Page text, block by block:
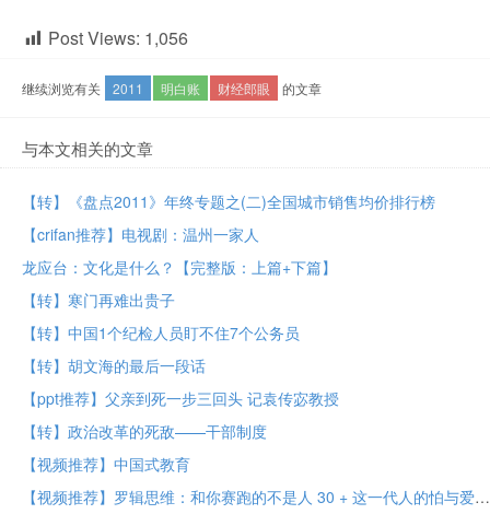
Post Views: 1,056
继续浏览有关 2011 明白账 财经郎眼 的文章
与本文相关的文章
【转】《盘点2011》年终专题之(二)全国城市销售均价排行榜
【crifan推荐】电视剧：温州一家人
龙应台：文化是什么？【完整版：上篇+下篇】
【转】寒门再难出贵子
【转】中国1个纪检人员盯不住7个公务员
【转】胡文海的最后一段话
【ppt推荐】父亲到死一步三回头 记袁传宓教授
【转】政治改革的死敌——干部制度
【视频推荐】中国式教育
【视频推荐】罗辑思维：和你赛跑的不是人 30 + 这一代人的怕与爱 25